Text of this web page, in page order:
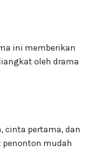
ini memberikan
oleh drama
cinta pertama, dan
mudah